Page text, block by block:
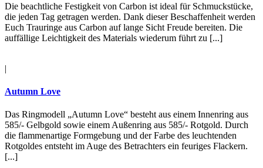
Die beachtliche Festigkeit von Carbon ist ideal für Schmuckstücke,
die jeden Tag getragen werden. Dank dieser Beschaffenheit werden
Euch Trauringe aus Carbon auf lange Sicht Freude bereiten. Die
auffällige Leichtigkeit des Materials wiederum führt zu [...]
|
Autumn Love
Das Ringmodell „Autumn Love“ besteht aus einem Innenring aus
585/- Gelbgold sowie einem Außenring aus 585/- Rotgold. Durch
die flammenartige Formgebung und der Farbe des leuchtenden
Rotgoldes entsteht im Auge des Betrachters ein feuriges Flackern.
[...]